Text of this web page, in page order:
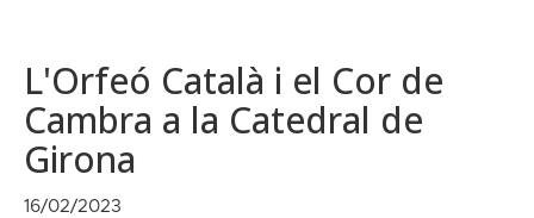
L'Orfeó Català i el Cor de
Cambra a la Catedral de
Girona
16/02/2023